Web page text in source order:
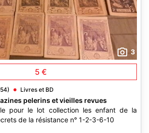
3
5 €
Livres et BD
pelerins et vieilles revues
pour le lot collection les enfant de la
de la résistance n° 1-2-3-6-10